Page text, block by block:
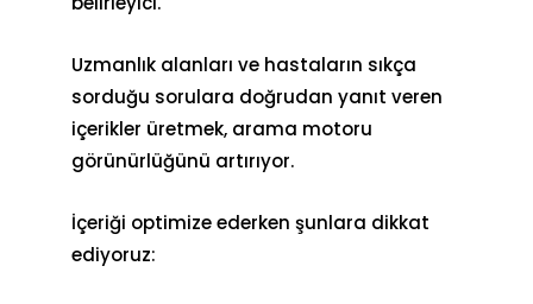
Uzmanlık alanları ve hastaların sıkça
sorduğu sorulara doğrudan yanıt veren
içerikler üretmek, arama motoru
görünürlüğünü artırıyor.
İçeriği optimize ederken şunlara dikkat
ediyoruz: